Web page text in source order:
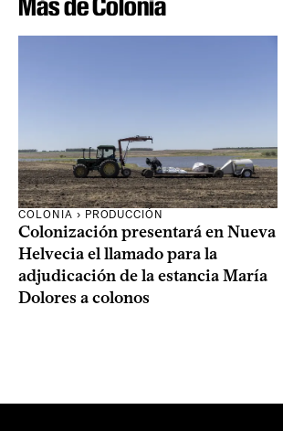
COLONIA › PRODUCCIÓN
Colonización presentará en Nueva
Helvecia el llamado para la
adjudicación de la estancia María
Dolores a colonos